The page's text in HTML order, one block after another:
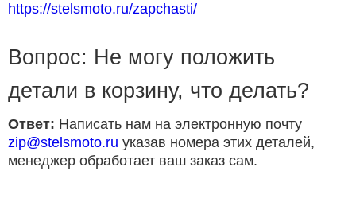
https://stelsmoto.ru/zapchasti/
Вопрос: Не могу положить
детали в корзину, что делать?
Ответ: Написать нам на электронную почту
zip@stelsmoto.ru указав номера этих деталей,
менеджер обработает ваш заказ сам.